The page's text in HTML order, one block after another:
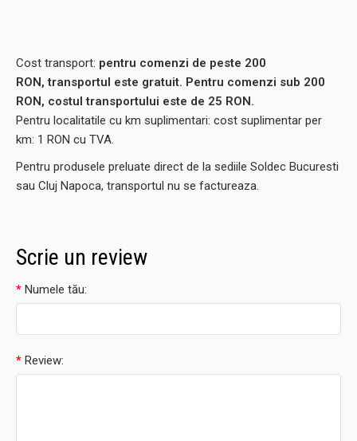
Cost transport: pentru comenzi de peste 200
RON, transportul este gratuit. Pentru comenzi sub 200
RON, costul transportului este de 25 RON.
Pentru localitatile cu km suplimentari: cost suplimentar per
km: 1 RON cu TVA.
Pentru produsele preluate direct de la sediile Soldec Bucuresti
sau Cluj Napoca, transportul nu se factureaza.
Scrie un review
Numele tău:
Review: